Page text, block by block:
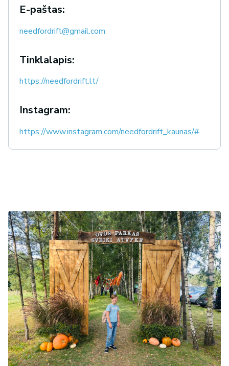
E-paštas:
needfordrift@gmail.com
Tinklalapis:
https://needfordrift.lt/
Instagram:
https://www.instagram.com/needfordrift_kaunas/#